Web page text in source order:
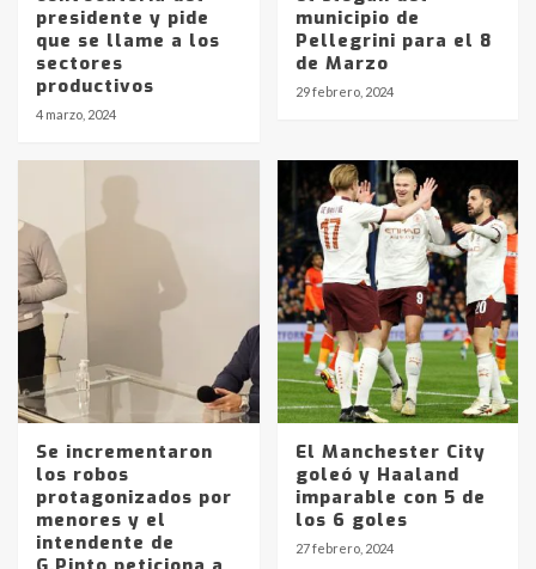
presidente y pide
que se llame a los
sectores
productivos
4 marzo, 2024
municipio de
Pellegrini para el 8
de Marzo
29 febrero, 2024
Se incrementaron
los robos
protagonizados por
menores y el
intendente de
El Manchester City
goleó y Haaland
imparable con 5 de
los 6 goles
27 febrero, 2024